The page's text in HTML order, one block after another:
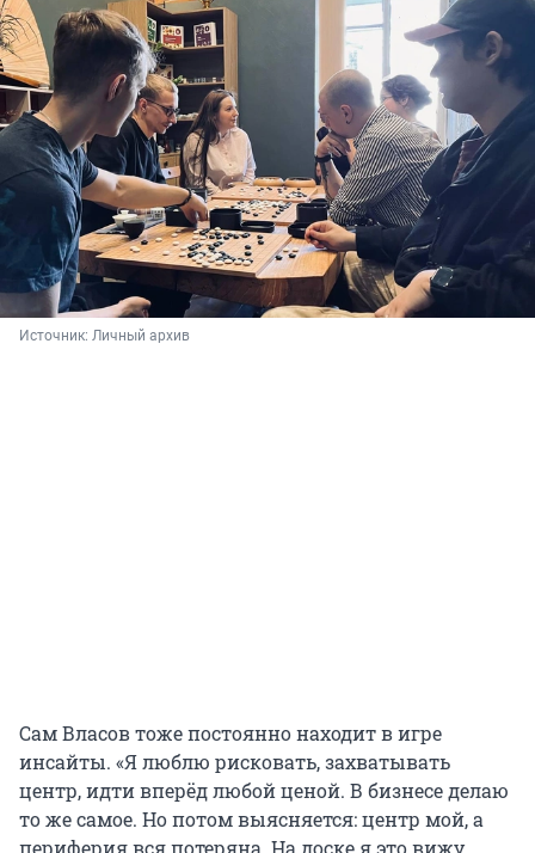
Источник: Личный архив
Сам Власов тоже постоянно находит в игре
инсайты. «Я люблю рисковать, захватывать
центр, идти вперёд любой ценой. В бизнесе делаю
то же самое. Но потом выясняется: центр мой, а
периферия вся потеряна. На доске я это вижу